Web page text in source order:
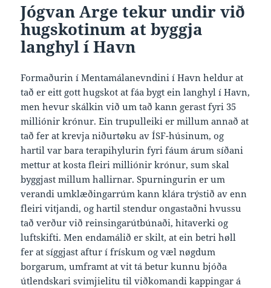
Jógvan Arge tekur undir við
hugskotinum at byggja
langhyl í Havn
Formaðurin í Mentamálanevndini í Havn heldur at
tað er eitt gott hugskot at fáa bygt ein langhyl í Havn,
men hevur skálkin við um tað kann gerast fyri 35
milliónir krónur. Ein trupulleiki er millum annað at
tað fer at krevja niðurtøku av ÍSF-húsinum, og
hartil var bara terapihylurin fyri fáum árum síðani
mettur at kosta fleiri milliónir krónur, sum skal
byggjast millum hallirnar. Spurningurin er um
verandi umklæðingarrúm kann klára trýstið av enn
fleiri vitjandi, og hartil stendur ongastaðni hvussu
tað verður við reinsingarútbúnaði, hitaverki og
luftskifti. Men endamálið er skilt, at ein betri høll
fer at síggjast aftur í frískum og væl nøgdum
borgarum, umframt at vit tá betur kunnu bjóða
útlendskari svimjielitu til viðkomandi kappingar á